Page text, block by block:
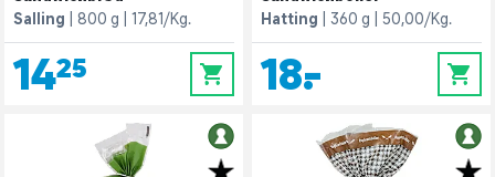
Salling
800 g 17,81/Kg.
14,25 0
Hatting
360 g 50,00/Kg.
18,- 0